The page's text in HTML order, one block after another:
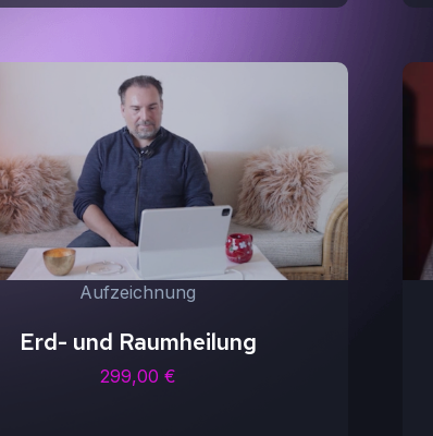
Aufzeichnung
Erd- und Raumheilung
299,00 €